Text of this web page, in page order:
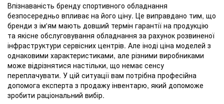
Впізнаваність бренду спортивного обладнання
безпосередньо впливає на його ціну. Це виправдано тим, що
бренди з ім'ям мають довший термін гарантії на продукцію
та якісне обслуговування обладнання за рахунок розвиненої
інфраструктури сервісних центрів. Але іноді ціна моделей з
однаковими характеристиками, але різними виробниками
може відрізнятися настільки, що немає сенсу
переплачувати. У цій ситуації вам потрібна професійна
допомога експерта з продажу інвентарю, який допоможе
зробити раціональний вибір.